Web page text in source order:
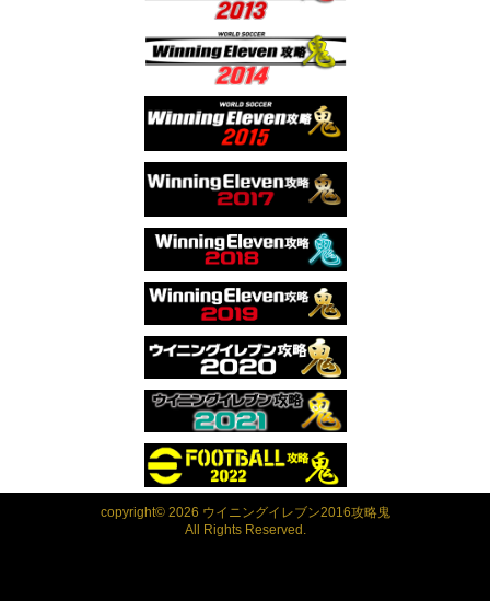
copyright© 2026 ウイニングイレブン2016攻略鬼
All Rights Reserved.